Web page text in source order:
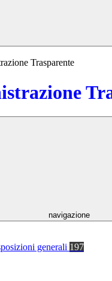
Trasparente
navigazione
generali 197